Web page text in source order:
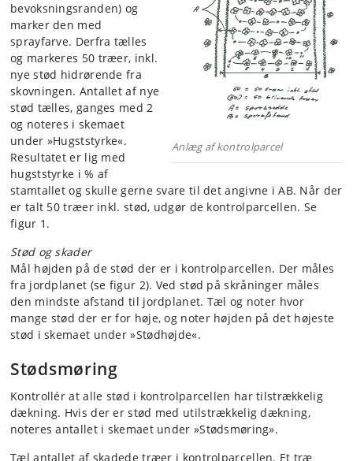
Anlæg af kontrolparcel
bevoksningsranden) og
marker den med
sprayfarve. Derfra tælles
og markeres 50 træer, inkl.
nye stød hidrørende fra
skovningen. Antallet af nye
stød tælles, ganges med 2
og noteres i skemaet
under »Hugststyrke«.
Resultatet er lig med
hugststyrke i % af
stamtallet og skulle gerne svare til det angivne i AB. Når der
er talt 50 træer inkl. stød, udgør de kontrolparcellen. Se
figur 1.
Stød og skader
Mål højden på de stød der er i kontrolparcellen. Der måles
fra jordplanet (se figur 2). Ved stød på skråninger måles
den mindste afstand til jordplanet. Tæl og noter hvor
mange stød der er for høje, og noter højden på det højeste
stød i skemaet under »Stødhøjde«.
Stødsmøring
Kontrollér at alle stød i kontrolparcellen har tilstrækkelig
dækning. Hvis der er stød med utilstrækkelig dækning,
noteres antallet i skemaet under »Stødsmøring».
Tæl antallet af skadede træer i kontrolparcellen. Et træ